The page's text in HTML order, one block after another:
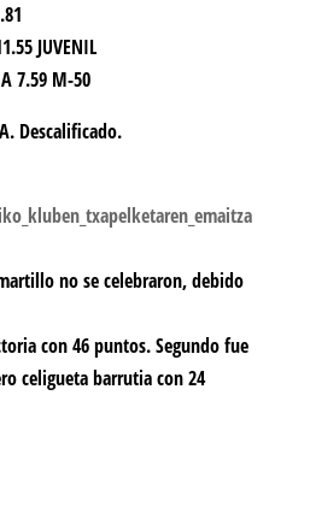
JUVENIL
7.59 M-50
Descalificado.
no se celebraron, debido
con 46 puntos. Segundo fue
celigueta barrutia con 24